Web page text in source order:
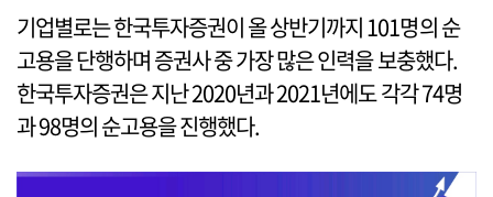
기업별로는 한국투자증권이 올 상반기까지 101명의 순
고용을 단행하며 증권사 중 가장 많은 인력을 보충했다.
한국투자증권은 지난 2020년과 2021년에도 각각 74명
과 98명의 순고용을 진행했다.